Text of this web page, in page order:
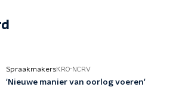
SpraakmakersKRO-NCRV
'Nieuwe manier van oorlog voeren'